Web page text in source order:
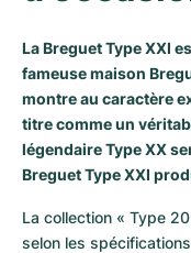
Oyster Perpetual
Yacht-Master
Yacht-Master II
Sea-Dweller
Rotonde
Crash
Pasha
Tortue
Bentley
Transocean
Cockpit
Chronospace
Grand Carrera
Montres d'occasion
Montres pour femmes
Portugieser
Da Vinci
Aquatimer
Spitfire
King Power
Montres d'occasion
La Breguet Type XXI
fameuse maison
montre au caractère
titre comme un
légendaire Type XX
Breguet Type XXI
La collection « Type
selon les